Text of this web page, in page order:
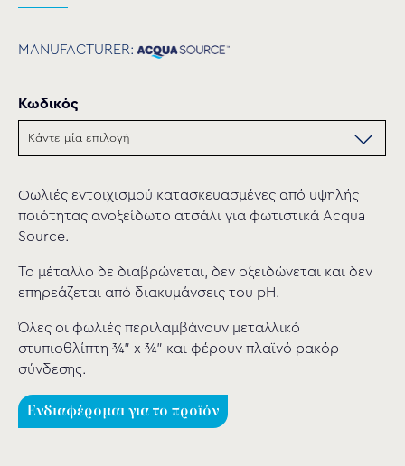
MANUFACTURER:
Κωδικός
Φωλιές εντοιχισμού κατασκευασμένες από υψηλής
ποιότητας ανοξείδωτο ατσάλι για φωτιστικά Acqua
Source.
Το μέταλλο δε διαβρώνεται, δεν οξειδώνεται και δεν
επηρεάζεται από διακυμάνσεις του pH.
Όλες οι φωλιές περιλαμβάνουν μεταλλικό
στυπιοθλίπτη ¾” x ¾” και φέρουν πλαϊνό ρακόρ
σύνδεσης.
Ενδιαφέρομαι για το προϊόν